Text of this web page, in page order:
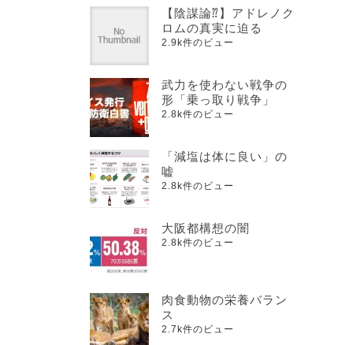
【陰謀論⁇】アドレノク
ロムの真実に迫る
2.9k件のビュー
武力を使わない戦争の
形「乗っ取り戦争」
2.8k件のビュー
「減塩は体に良い」の
嘘
2.8k件のビュー
大阪都構想の闇
2.8k件のビュー
肉食動物の栄養バラン
ス
2.7k件のビュー